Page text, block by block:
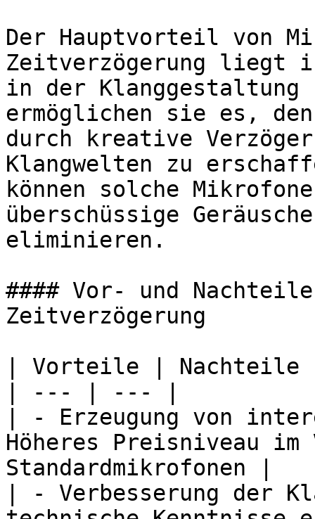
Der Hauptvorteil von
Zeitverzögerung
in der
ermöglichen sie es,
durch kreative
Klangwelten zu
können solche
überschüssige
eliminieren.
#### Vor- und
Zeitverzögerung
| Vorteile | Nachteile
| --- | --- |
| - Erzeugung von
Höheres Preisniveau
Standardmikrofonen |
| - Verbesserung der